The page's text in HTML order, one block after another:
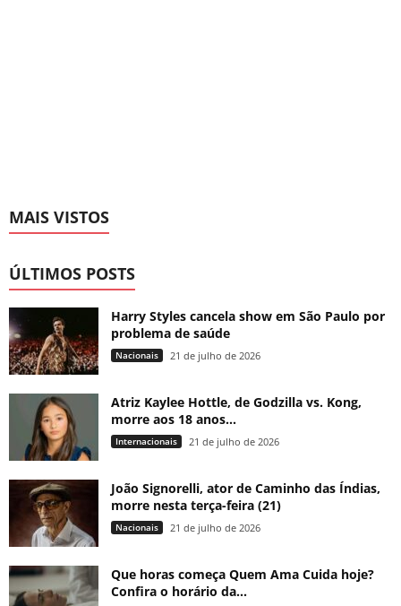
MAIS VISTOS
ÚLTIMOS POSTS
Harry Styles cancela show em São Paulo por
problema de saúde
Nacionais 21 de julho de 2026
Atriz Kaylee Hottle, de Godzilla vs. Kong,
morre aos 18 anos...
Internacionais 21 de julho de 2026
João Signorelli, ator de Caminho das Índias,
morre nesta terça-feira (21)
Nacionais 21 de julho de 2026
Que horas começa Quem Ama Cuida hoje?
Confira o horário da...